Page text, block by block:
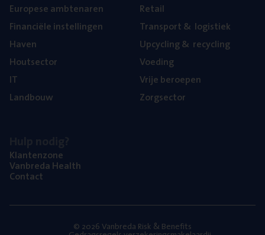
Euro­pe­se ambtenaren
Finan­ci­ë­le instellingen
Haven
Hout­sec­tor
IT
Land­bouw
Retail
Trans­port& logistiek
Upcy­cling& recycling
Voe­ding
Vrije beroe­pen
Zorg­sec­tor
Klan­ten­zo­ne
Van­b­re­da Health
Con­tact
© 2026 Vanbreda Risk & Benefits